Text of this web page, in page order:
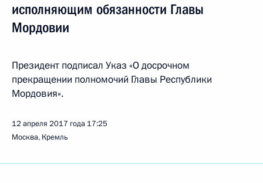
исполняющим обязанности Главы
Мордовии
Президент подписал Указ «О досрочном
прекращении полномочий Главы Республики
Мордовия».
12 апреля 2017 года 17:25
Москва, Кремль